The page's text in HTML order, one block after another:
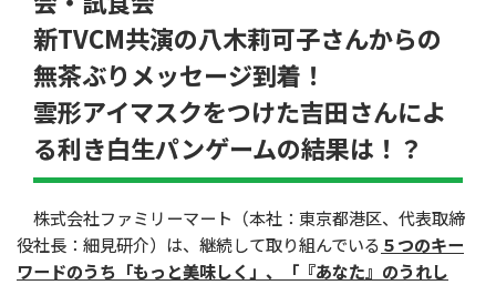
新TVCM共演の八木莉可子さんからの
無茶ぶりメッセージ到着！
雲形アイマスクをつけた吉田さんによ
る利き白生パンゲームの結果は！？
株式会社ファミリーマート（本社：東京都港区、代表取締
役社長：細見研介）は、継続して取り組んでいる ５つのキー
ワードのうち「もっと美味しく」、「『あなた』のうれし